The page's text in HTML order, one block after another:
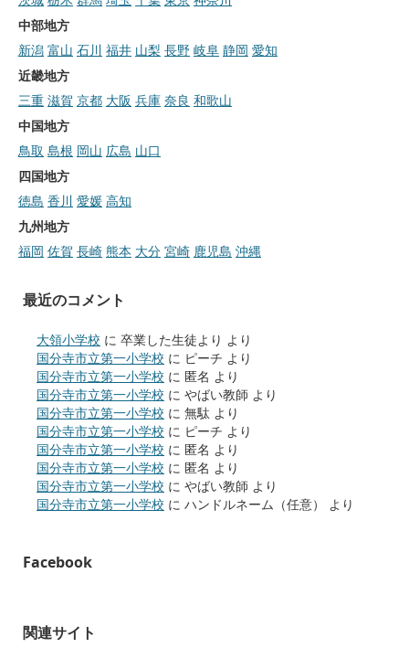
中部地方
新潟 富山 石川 福井 山梨 長野 岐阜 静岡 愛知
近畿地方
三重 滋賀 京都 大阪 兵庫 奈良 和歌山
中国地方
鳥取 島根 岡山 広島 山口
四国地方
徳島 香川 愛媛 高知
九州地方
福岡 佐賀 長崎 熊本 大分 宮崎 鹿児島 沖縄
最近のコメント
大領小学校 に 卒業した生徒より より
国分寺市立第一小学校 に ピーチ より
国分寺市立第一小学校 に 匿名 より
国分寺市立第一小学校 に やばい教師 より
国分寺市立第一小学校 に 無駄 より
国分寺市立第一小学校 に ピーチ より
国分寺市立第一小学校 に 匿名 より
国分寺市立第一小学校 に 匿名 より
国分寺市立第一小学校 に やばい教師 より
国分寺市立第一小学校 に ハンドルネーム（任意） より
Facebook
関連サイト